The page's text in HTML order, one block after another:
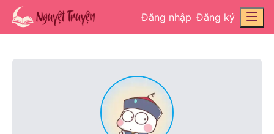
Đăng nhập Đăng ký